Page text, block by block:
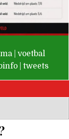
voetbal
tweets